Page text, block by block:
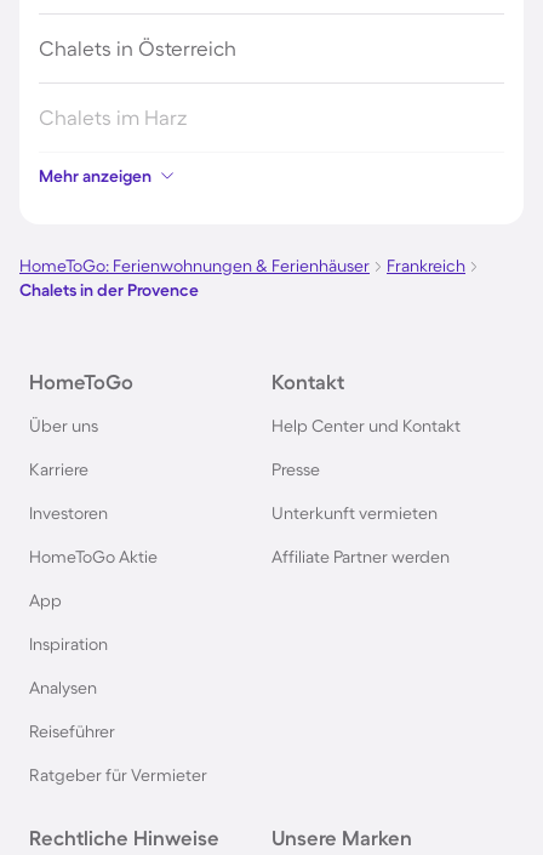
Chalets in Österreich
Chalets im Harz
Chalets im Schwarzwald
Chalets in Schweden
Chalets in Holland
Chalets im Bayerischen Wald
Chalets in Deutschland
Chalets in Bayern
Mehr anzeigen
HomeToGo: Ferienwohnungen & Ferienhäuser
Frankreich
Chalets in der Provence
HomeToGo
Über uns
Karriere
Investoren
HomeToGo Aktie
App
Inspiration
Analysen
Reiseführer
Ratgeber für Vermieter
Kontakt
Help Center und Kontakt
Presse
Unterkunft vermieten
Affiliate Partner werden
Rechtliche Hinweise Unsere Marken